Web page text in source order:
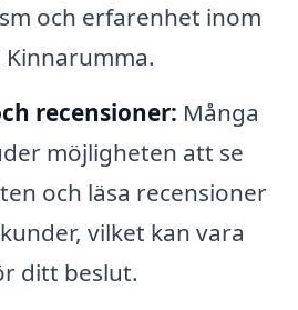
och erfarenhet inom
recensioner: Många
möjligheten att se
och läsa recensioner
vilket kan vara
ditt beslut.